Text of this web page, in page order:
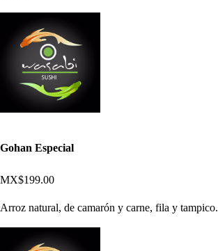
Gohan Especial
MX$199.00
Arroz natural, de camarón y carne, fila y tampico.